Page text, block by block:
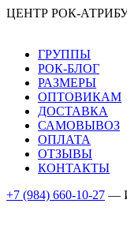
ЦЕНТР РОК-
ГРУППЫ
РОК-БЛОГ
РАЗМЕРЫ
ОПТОВИКАМ
ДОСТАВКА
САМОВЫВОЗ
ОПЛАТА
ОТЗЫВЫ
КОНТАКТЫ
+7 (984) 660-10-27 —